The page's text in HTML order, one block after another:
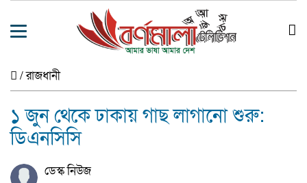
/রাজধানী
১ জুন থেকে ঢাকায় গাছ লাগানো শুরু:
ডিএনসিসি
ডেস্ক নিউজ